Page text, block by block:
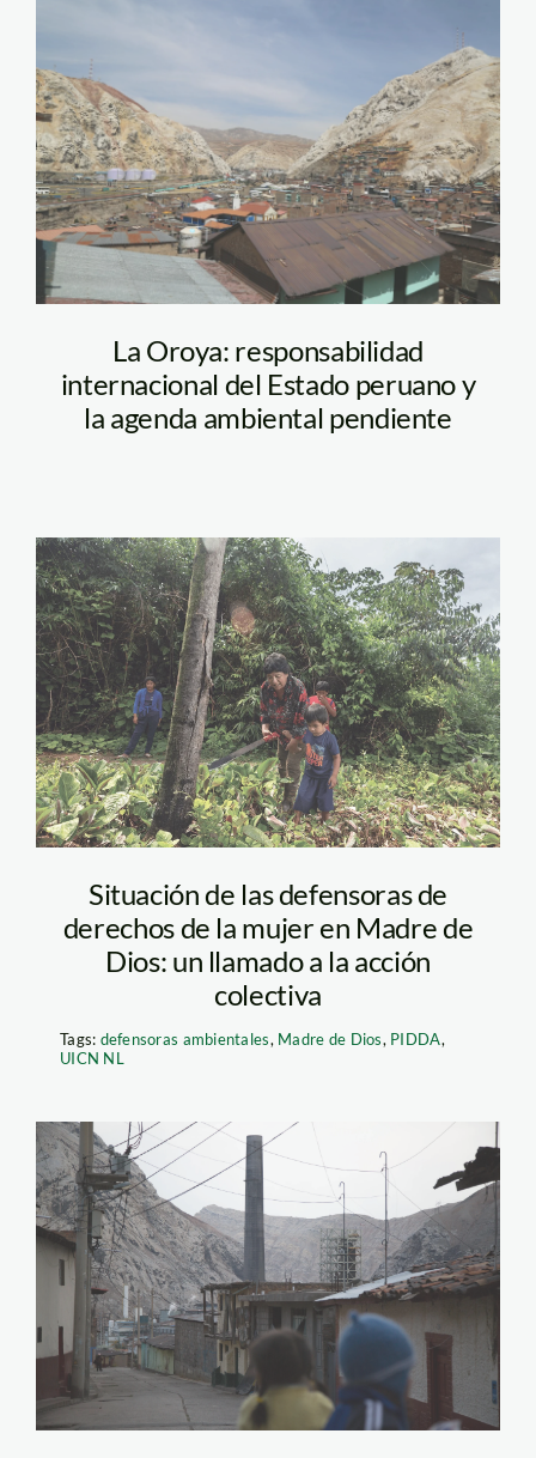
La Oroya – Jaime
Tranca -SPDA
La Oroya: responsabilidad
internacional del Estado peruano y
la agenda ambiental pendiente
isabel-yalico-
defensora-foto
Giancarlo Shibayama
SPDA
Situación de las defensoras de
derechos de la mujer en Madre de
Dios: un llamado a la acción
colectiva
Tags: defensoras ambientales, Madre de Dios, PIDDA,
UICN NL
AC6A1681